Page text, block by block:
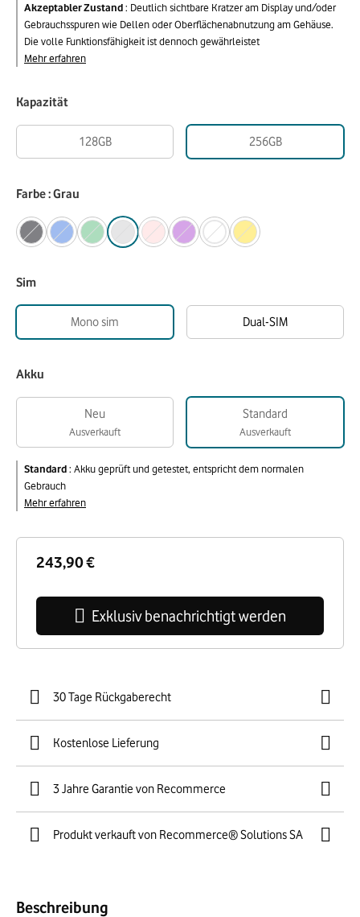
243,90 €
Exklusiv benachrichtigt werden
Akzeptabler Zustand: Deutlich sichtbare Kratzer am Display und/oder
Gebrauchsspuren wie Dellen oder Oberflächenabnutzung am Gehäuse.
Die volle Funktionsfähigkeit ist dennoch gewährleistet
Mehr erfahren
Kapazität
128GB 256GB
Farbe : Grau
Sim
Mono sim Dual-SIM
Akku
Neu
Ausverkauft
Standard
Ausverkauft
Standard: Akku geprüft und getestet, entspricht dem normalen
Gebrauch
Mehr erfahren
30 Tage Rückgaberecht
Kostenlose Lieferung
3 Jahre Garantie von Recommerce
Produkt verkauft von Recommerce® Solutions SA
Beschreibung